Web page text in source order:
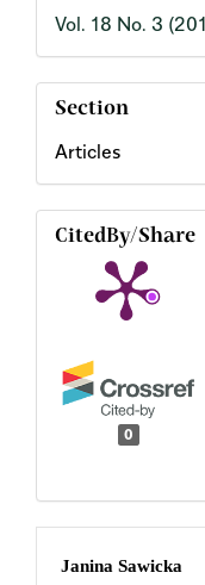
Vol. 18 No. 3
Section
Articles
CitedBy/Share
0
Main
Janina Sawicka